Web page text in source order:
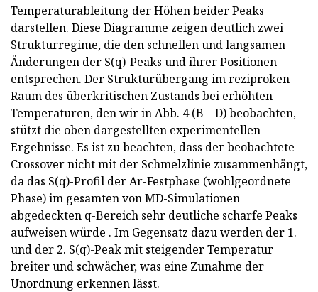
Temperaturableitung der Höhen beider Peaks
darstellen. Diese Diagramme zeigen deutlich zwei
Strukturregime, die den schnellen und langsamen
Änderungen der S(q)-Peaks und ihrer Positionen
entsprechen. Der Strukturübergang im reziproken
Raum des überkritischen Zustands bei erhöhten
Temperaturen, den wir in Abb. 4 (B – D) beobachten,
stützt die oben dargestellten experimentellen
Ergebnisse. Es ist zu beachten, dass der beobachtete
Crossover nicht mit der Schmelzlinie zusammenhängt,
da das S(q)-Profil der Ar-Festphase (wohlgeordnete
Phase) im gesamten von MD-Simulationen
abgedeckten q-Bereich sehr deutliche scharfe Peaks
aufweisen würde . Im Gegensatz dazu werden der 1.
und der 2. S(q)-Peak mit steigender Temperatur
breiter und schwächer, was eine Zunahme der
Unordnung erkennen lässt.